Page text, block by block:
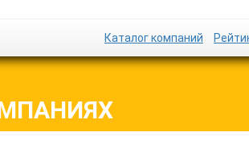
Каталог компаний